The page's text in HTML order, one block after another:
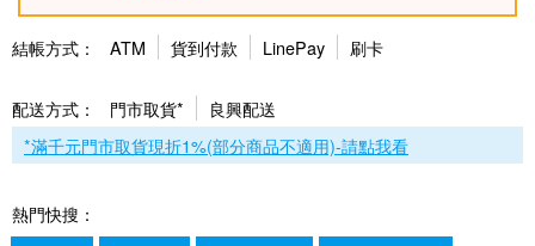
結帳方式： ATM 貨到付款 LinePay 刷卡
配送方式： 門市取貨*
良興配送
*滿千元門市取貨現折1%(部分商品不適用)-請點我看
熱門快搜：